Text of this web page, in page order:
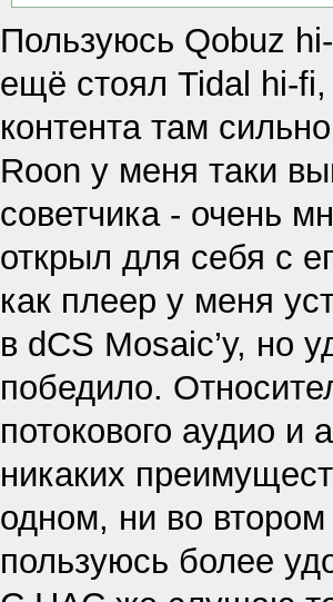
Пользуюсь Qobuz
ещё стоял Tidal hi-fi,
контента там
Roon у меня таки
советчика - очень
открыл для себя с
как плеер у меня
в dCS Mosaic’у, но
победило.
потокового аудио
никаких
одном, ни во
пользуюсь более